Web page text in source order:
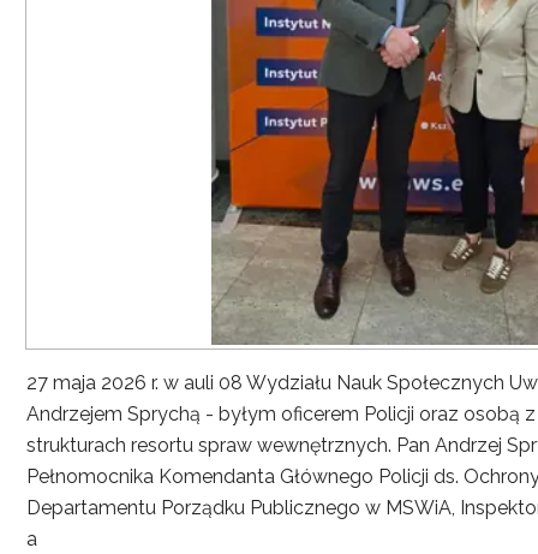
27 maja 2026 r. w auli 08 Wydziału Nauk Społecznych
Andrzejem Sprychą - byłym oficerem Policji oraz osobą
strukturach resortu spraw wewnętrznych. Pan Andrzej
Pełnomocnika Komendanta Głównego Policji ds.
Departamentu Porządku Publicznego w MSWiA,
a